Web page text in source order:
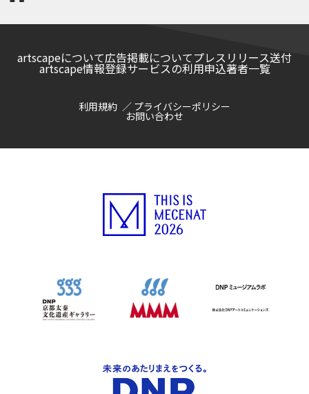
artscapeについて広告掲載についてプレスリリース送付
artscape情報登録サービスの利用申込著者一覧
利用規約 プライバシーポリシー
お問い合わせ